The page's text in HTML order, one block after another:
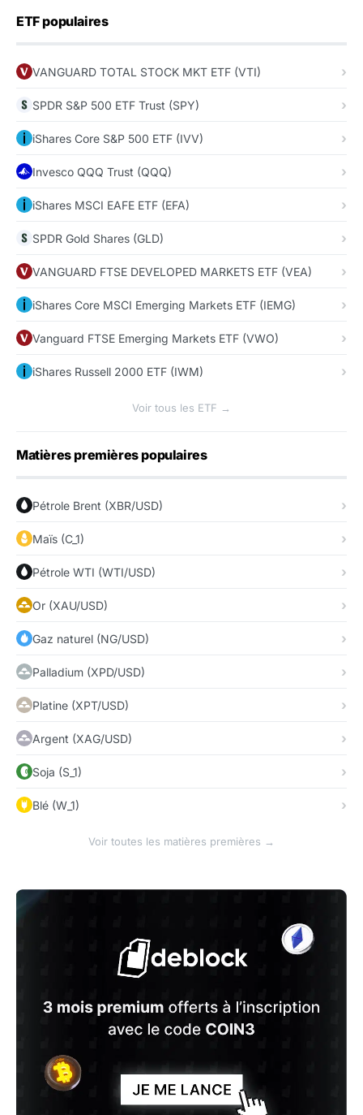
ETF populaires
VANGUARD TOTAL STOCK MKT ETF (VTI)
SPDR S&P 500 ETF Trust (SPY)
iShares Core S&P 500 ETF (IVV)
Invesco QQQ Trust (QQQ)
iShares MSCI EAFE ETF (EFA)
SPDR Gold Shares (GLD)
VANGUARD FTSE DEVELOPED MARKETS ETF (VEA)
iShares Core MSCI Emerging Markets ETF (IEMG)
Vanguard FTSE Emerging Markets ETF (VWO)
iShares Russell 2000 ETF (IWM)
Voir tous les ETF →
Matières premières populaires
Pétrole Brent (XBR/USD)
Maïs (C_1)
Pétrole WTI (WTI/USD)
Or (XAU/USD)
Gaz naturel (NG/USD)
Palladium (XPD/USD)
Platine (XPT/USD)
Argent (XAG/USD)
Soja (S_1)
Blé (W_1)
Voir toutes les matières premières →